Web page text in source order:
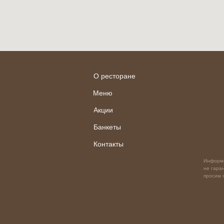
О ресторане
Меню
Акции
Банкеты
не
просим
Контакты